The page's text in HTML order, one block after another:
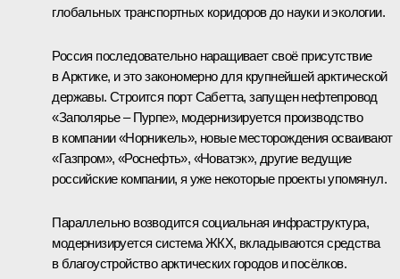
глобальных транспортных коридоров до науки и экологии.
Россия последовательно наращивает своё присутствие
в Арктике, и это закономерно для крупнейшей арктической
державы. Строится порт Сабетта, запущен нефтепровод
«Заполярье – Пурпе», модернизируется производство
в компании «Норникель», новые месторождения осваивают
«Газпром», «Роснефть», «Новатэк», другие ведущие
российские компании, я уже некоторые проекты упомянул.
Параллельно возводится социальная инфраструктура,
модернизируется система ЖКХ, вкладываются средства
в благоустройство арктических городов и посёлков.